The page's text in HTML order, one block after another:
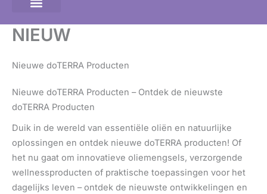
NIEUW
Nieuwe doTERRA Producten
Nieuwe doTERRA Producten – Ontdek de nieuwste
doTERRA Producten
Duik in de wereld van essentiële oliën en natuurlijke
oplossingen en ontdek nieuwe doTERRA producten! Of
het nu gaat om innovatieve oliemengsels, verzorgende
wellnessproducten of praktische toepassingen voor het
dagelijks leven – ontdek de nieuwste ontwikkelingen en